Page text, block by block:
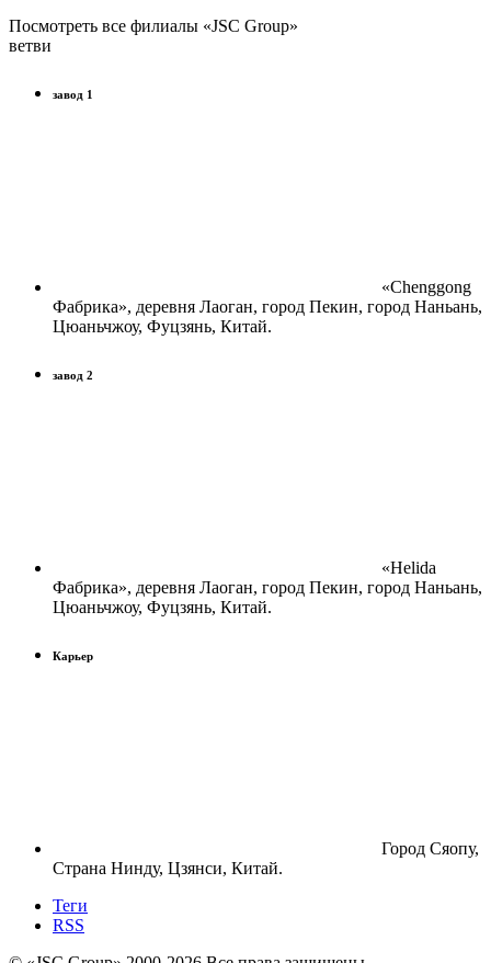
Посмотреть все филиалы «JSC Group»
ветви
завод 1
«Chenggong
Фабрика», деревня Лаоган, город Пекин, город Наньань,
Цюаньчжоу, Фуцзянь, Китай.
завод 2
«Helida
Фабрика», деревня Лаоган, город Пекин, город Наньань,
Цюаньчжоу, Фуцзянь, Китай.
Карьер
Город Сяопу,
Страна Нинду, Цзянси, Китай.
Теги
RSS